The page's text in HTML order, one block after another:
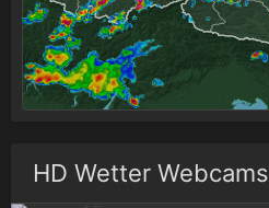
HD Wetter Webcams